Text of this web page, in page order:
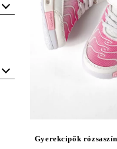
Gyerekcipők